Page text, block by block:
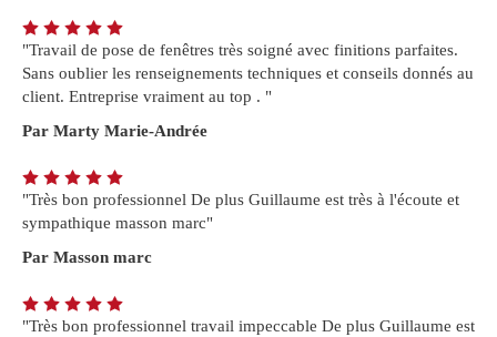
"Travail de pose de fenêtres très soigné avec finitions parfaites.
Sans oublier les renseignements techniques et conseils donnés au
client. Entreprise vraiment au top . "
Par Marty Marie-Andrée
"Très bon professionnel De plus Guillaume est très à l'écoute et
sympathique masson marc"
Par Masson marc
"Très bon professionnel travail impeccable De plus Guillaume est